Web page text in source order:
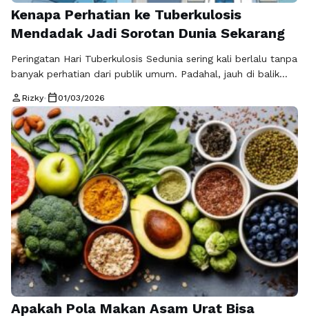
Kenapa Perhatian ke Tuberkulosis
Mendadak Jadi Sorotan Dunia Sekarang
Peringatan Hari Tuberkulosis Sedunia sering kali berlalu tanpa
banyak perhatian dari publik umum. Padahal, jauh di balik
kesehatan global yang mematikan. Setiap tahunnya,
organisasi kesehatan di seluruh dunia mengingatkan bahwa
tuberkulosis adalah penyakit yang bisa dicegah dan
disembuhkan tetapi jika tidak ditangani secara serius,
dampaknya sangat besar …Baca Selengkapnya
person Rizky• calendar_today01/03/2026
Apakah Pola Makan Asam Urat Bisa